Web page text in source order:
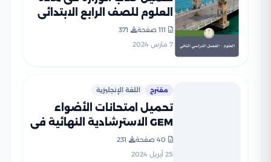
العلوم للصف الرابع الابتدائى
الترم الثانى 2024 بصيغة PDF
111 صفحة
371
7 مارس 2024
مقترح اللغة الإنجليزية
تحميل امتحانات الأضواء
GEM الاسترشادية النهائية في
اللغة الإنجليزية للصف الرابع
الابتدائي مع اجاباتها
40 صفحة
231
25 أبريل 2024